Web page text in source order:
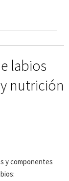
labios
nutrición
y componentes